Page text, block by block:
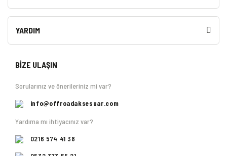
YARDIM
BİZE ULAŞIN
Sorularınız ve önerileriniz mi var?
info@offroadaksesuar.com
Yardıma mı ihtiyacınız var?
0216 574 41 38